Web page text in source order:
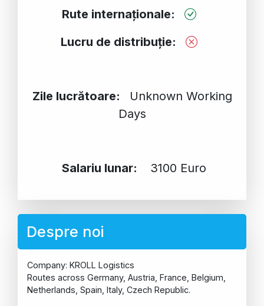
Rute internaționale:
Lucru de distribuție:
Zile lucrătoare:
Unknown Working
Days
Salariu lunar: 3100 Euro
Despre noi
Company: KROLL Logistics
Routes across Germany, Austria, France, Belgium,
Netherlands, Spain, Italy, Czech Republic.